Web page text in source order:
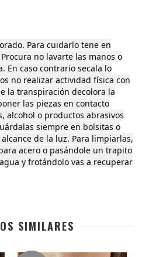
Para cuidarlo tene en
no lavarte las manos o
En caso contrario secala lo
no realizar actividad física con
la transpiración decolora la
las piezas en contacto
alcohol o productos abrasivos
siempre en bolsitas o
de la luz. Para limpiarlas,
acero o pasándole un trapito
y frotándolo vas a recuperar
SIMILARES